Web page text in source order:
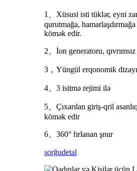
1、Xüsusi isti tüklər, eyni
qurutmağa,
kömək edir.
2、İon generatoru, qıvrımsız
3，Yüngül erqonomik
4、3 isitmə rejimi ilə
5、Çıxarılan giriş-qril
kömək edir
6、360° fırlanan şnur
sorğudetal